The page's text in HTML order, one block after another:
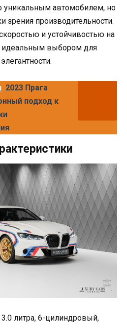
уникальным автомобилем, но
зрения производительности.
и устойчивостью на
идеальным выбором для
2023 Прага
подход к
3.0 литра, 6-цилиндровый,